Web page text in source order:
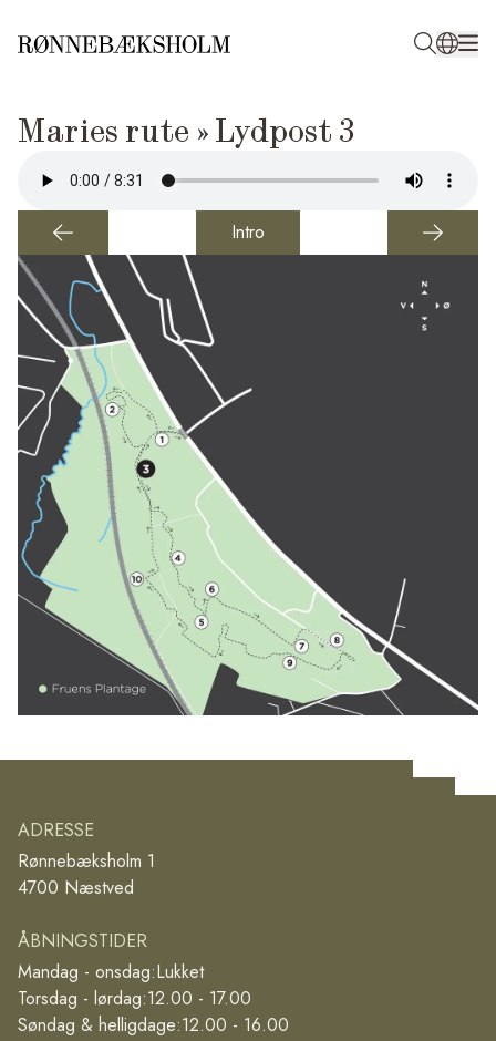
Maries rute » Lydpost 3
Intro
ADRESSE
Rønnebæksholm 1
4700 Næstved
ÅBNINGSTIDER
Mandag - onsdag:Lukket
Torsdag - lørdag:12.00 - 17.00
Søndag & helligdage:12.00 - 16.00